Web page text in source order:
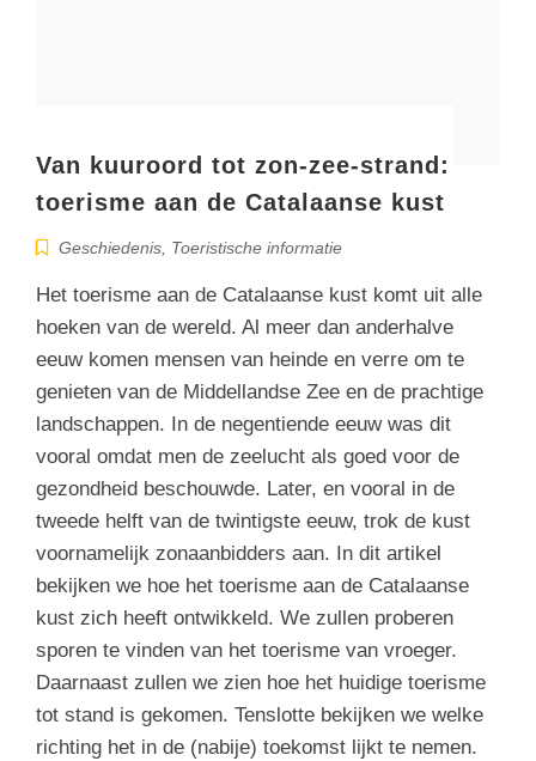
Van kuuroord tot zon-zee-strand:
toerisme aan de Catalaanse kust
Geschiedenis, Toeristische informatie
Het toerisme aan de Catalaanse kust komt uit alle
hoeken van de wereld. Al meer dan anderhalve
eeuw komen mensen van heinde en verre om te
genieten van de Middellandse Zee en de prachtige
landschappen. In de negentiende eeuw was dit
vooral omdat men de zeelucht als goed voor de
gezondheid beschouwde. Later, en vooral in de
tweede helft van de twintigste eeuw, trok de kust
voornamelijk zonaanbidders aan. In dit artikel
bekijken we hoe het toerisme aan de Catalaanse
kust zich heeft ontwikkeld. We zullen proberen
sporen te vinden van het toerisme van vroeger.
Daarnaast zullen we zien hoe het huidige toerisme
tot stand is gekomen. Tenslotte bekijken we welke
richting het in de (nabije) toekomst lijkt te nemen.